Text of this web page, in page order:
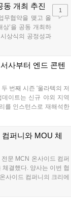
별 굿즈를 증정하며, 인
동 개최 추진
무협약을 맺고 올
’을 공동 개최하
상식의 공정성과
향력을 확대해 e
식이 e스포츠의
도록 노력하겠다
1
사부터 엔드 콘텐
번째 시즌 '울라텍의 저
이트는 신규 야외 지역
를 인스턴스로 재해석한
선 및 신화+ 던전 로테이
퍼니와 MOU 체
문 MCN 온사이드 컴퍼
결했다. 양사는 이번 협
사이드 컴퍼니의 크리에
를 공동 기획한다. 또한